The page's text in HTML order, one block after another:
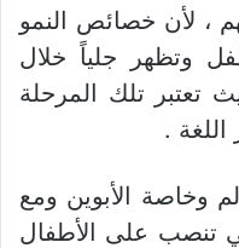
، لأن خصائص النمو
وتظهر جلياً خلال
تعتبر تلك المرحلة
.
وخاصة الأبوين ومع
تنصب على الأطفال